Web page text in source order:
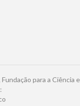
para a Ciência e